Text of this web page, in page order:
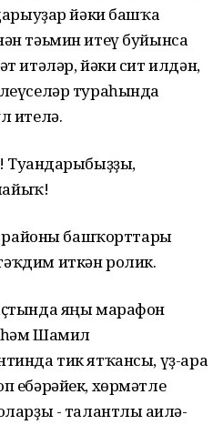
йәки башҡа
тәьмин итеү буйынса
итәләр, йәки сит илдән,
тураһында
ителә.
районы башҡорттары
иткән ролик.
яңы марафон
һәм Шамил
тик ятҡансы, үҙ-ара
ебәрәйек, хөрмәтле
- талантлы ғаилә-